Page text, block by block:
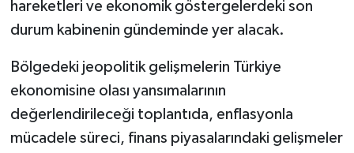
hareketleri ve ekonomik göstergelerdeki son
durum kabinenin gündeminde yer alacak.
Bölgedeki jeopolitik gelişmelerin Türkiye
ekonomisine olası yansımalarının
değerlendirileceği toplantıda, enflasyonla
mücadele süreci, finans piyasalarındaki gelişmeler